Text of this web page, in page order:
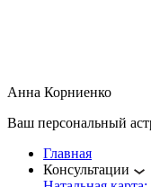
Анна Корниенко
Ваш персональный
Главная
Консультации